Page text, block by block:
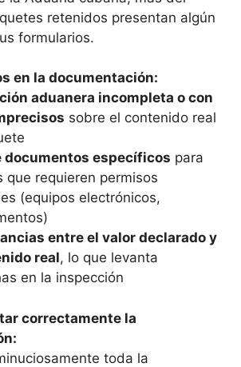
retenidos presentan algún
formularios.
en la documentación:
aduanera incompleta o con
sobre el contenido real
documentos específicos para
que requieren permisos
(equipos electrónicos,
entre el valor declarado y
real, lo que levanta
en la inspección
correctamente la
toda la